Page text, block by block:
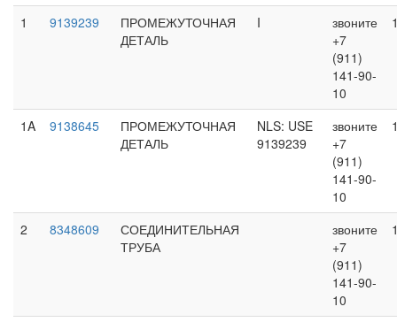
1 9139239
ПРОМЕЖУТОЧНАЯ
ДЕТАЛЬ
I
звоните
+7
(911)
141-90-
10
1A 9138645
ПРОМЕЖУТОЧНАЯ
ДЕТАЛЬ
NLS: USE
9139239
звоните
+7
(911)
141-90-
10
2 8348609
СОЕДИНИТЕЛЬНАЯ
ТРУБА
звоните
+7
(911)
141-90-
10